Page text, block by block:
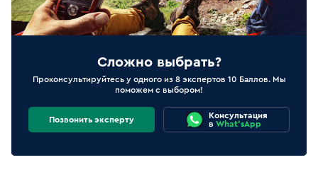
Сложно выбрать?
Проконсультируйтесь у одного из 8 экспертов 10 Баллов. Мы
поможем с выбором!
Позвонить эксперту
Консультация
в What'sApp